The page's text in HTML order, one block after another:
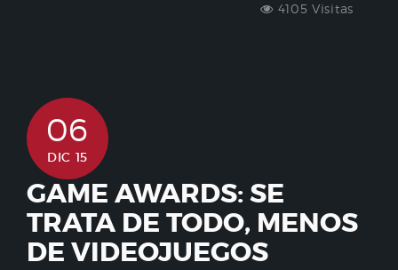
4105 Visitas
06
DIC 15
GAME AWARDS: SE
TRATA DE TODO, MENOS
DE VIDEOJUEGOS